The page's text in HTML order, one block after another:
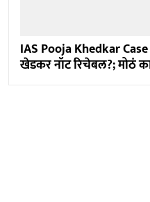
IAS Pooja Khedkar Case
खेडकर नॉट रिचेबल?; मोठं